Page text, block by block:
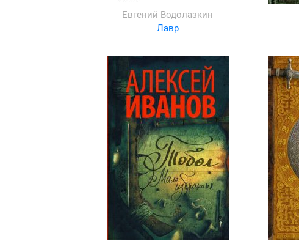
Евгений Водолазкин
Лавр